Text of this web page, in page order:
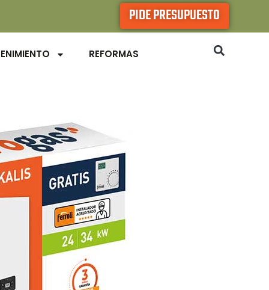
PIDE PRESUPUESTO
REFORMAS